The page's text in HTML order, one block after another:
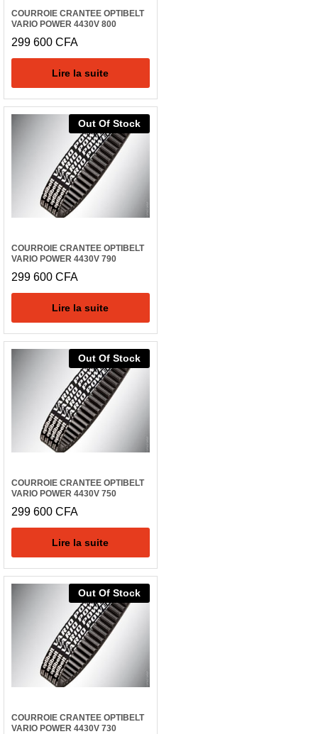
COURROIE CRANTEE OPTIBELT
VARIO POWER 4430V 800
299 600 CFA
Lire la suite
Out Of Stock
COURROIE CRANTEE OPTIBELT
VARIO POWER 4430V 790
299 600 CFA
Lire la suite
Out Of Stock
COURROIE CRANTEE OPTIBELT
VARIO POWER 4430V 750
299 600 CFA
Lire la suite
Out Of Stock
COURROIE CRANTEE OPTIBELT
VARIO POWER 4430V 730